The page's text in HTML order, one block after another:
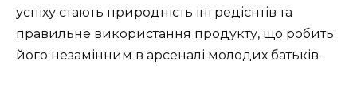
успіху стають природність інгредієнтів та
правильне використання продукту, що робить
його незамінним в арсеналі молодих батьків.